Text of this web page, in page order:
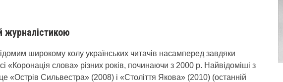
журналістикою
широкому колу українських читачів насамперед завдяки
«Коронація слова» різних років, починаючи з 2000 р. Найвідоміші з
«Острів Сильвестра» (2008) і «Століття Якова» (2010) (останній